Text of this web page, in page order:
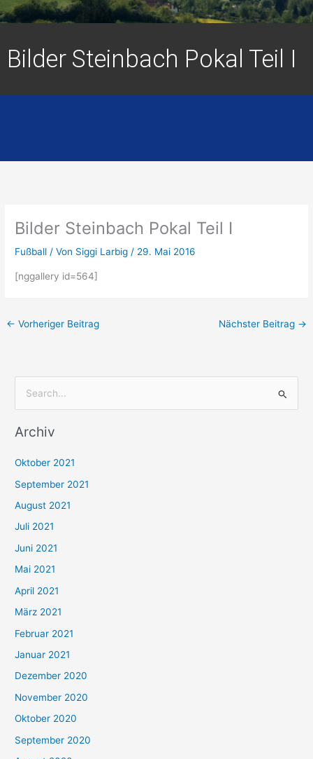
Bilder Steinbach Pokal Teil I
Bilder Steinbach Pokal Teil I
Fußball / Von Siggi Larbig/ 29. Mai 2016
[nggallery id=564]
← Vorheriger Beitrag Nächster Beitrag →
c
n
n
a
c
h
:
Archiv
Oktober 2021
September 2021
August 2021
Juli 2021
Juni 2021
Mai 2021
April 2021
März 2021
Februar 2021
Januar 2021
Dezember 2020
November 2020
Oktober 2020
September 2020